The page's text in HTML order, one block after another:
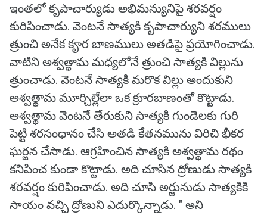
ఇంతలో కృపాచార్యుడు అభిమన్యునిపై శరవర్షం
కురిపించాడు. వెంటనే సాత్యకి కృపాచార్యుని శరములు
త్రుంచి అనేక కౄర బాణములు అతడిపై ప్రయోగించాడు.
వాటిని అశ్వత్థామ మధ్యలోనే త్రుంచి సాత్యకి విల్లును
త్రుంచాడు. వెంటనే సాత్యకి మరొక విల్లు అందుకుని
అశ్వత్థామ మూర్చిల్లేలా ఒక క్రూరబాణంతో కొట్టాడు.
అశ్వత్థామ వెంటనే తేరుకుని సాత్యకి గుండెలకు గురి
పెట్టి శరసంధానం చేసి అతడి కేతనమును విరిచి భీకర
ఘర్జన చేసాడు. ఆగ్రహించిన సాత్యకి అశ్వత్థామ రథం
కనిపించ కుండా కొట్టాడు. అది చూసిన ద్రోణుడు సాత్యకి
శరవర్షం కురిపించాడు. అది చూసి అర్జునుడు సాత్యకికి
సాయం వచ్చి ద్రోణుని ఎదుర్కొన్నాడు. " అని